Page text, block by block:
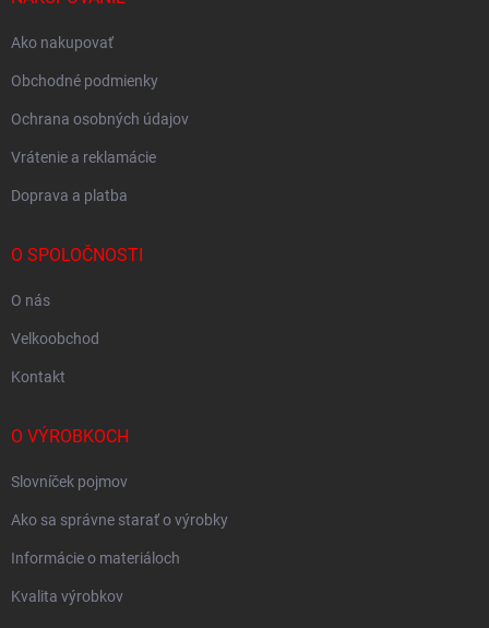
Ako nakupovať
Obchodné podmienky
Ochrana osobných údajov
Vrátenie a reklamácie
Doprava a platba
O SPOLOČNOSTI
O nás
Velkoobchod
Kontakt
O VÝROBKOCH
Slovníček pojmov
Ako sa správne starať o výrobky
Informácie o materiáloch
Kvalita výrobkov